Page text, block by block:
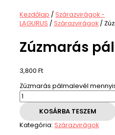
Kezdőlap /Szárazvirágok -
LAGURUS /Szárazvirágok /
Zúzmarás
3,800Ft
Zúzmarás pálmalevél
KOSÁRBA TESZEM
Kategória:Szárazvirágok